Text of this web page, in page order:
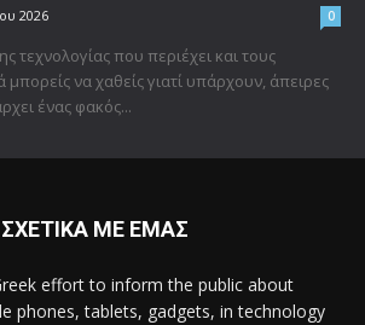
2026 0
τεχνολογίας που περιέχει και τους
να χαθείς γιατί υπάρχουν, άπειρες
ένας φακός...
ΣΧΕΤΙΚΑ ΜΕ ΕΜΑΣ
effort to inform the public about
phones, tablets, gadgets, in technology